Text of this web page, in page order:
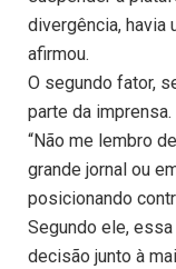
divergência, havia
afirmou.
O segundo fator,
parte da imprensa.
“Não me lembro
grande jornal ou
posicionando
Segundo ele,
decisão junto à